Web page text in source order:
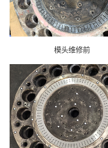
模头维修前